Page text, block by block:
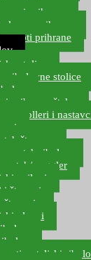
i prihranu
prihranu
prihrane
stolice
ribolovne stolice
pribor za šteku
rolleri i
štapove
match ribolov
waggler
najloni
štapovi
štapovi
plovci
natjecateljski